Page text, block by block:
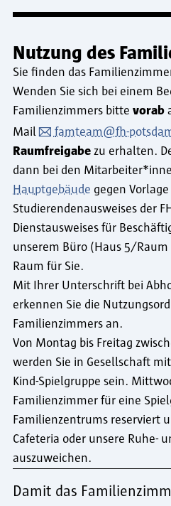
Nutzung des
Sie finden das
Wenden Sie sich bei einem
Familienzimmers bitte vorab
Mail
famteam@fh-
Raumfreigabe zu erhalten.
dann bei den
Hauptgebäude gegen
Studierendenausweises der
Dienstausweises für
unserem Büro (Haus 5/
Raum für Sie.
Mit Ihrer Unterschrift bei
erkennen Sie die
Familienzimmers an.
Von Montag bis Freitag
werden Sie in Gesellschaft
Kind-Spielgruppe sein.
Familienzimmer für eine
Familienzentrums reserviert
Cafeteria oder unsere Ruhe-
auszuweichen.
Damit das